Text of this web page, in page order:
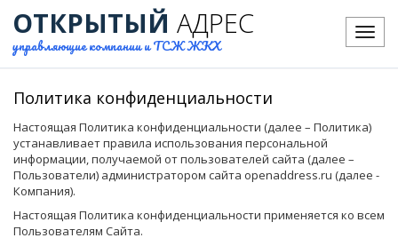
Меню
ОТКРЫТЫЙ АДРЕС
управляющие компании и ТСЖ ЖКХ
Политика конфиденциальности
Настоящая Политика конфиденциальности (далее – Политика)
устанавливает правила использования персональной
информации, получаемой от пользователей сайта (далее –
Пользователи) администратором сайта openaddress.ru (далее -
Компания).
Настоящая Политика конфиденциальности применяется ко всем
Пользователям Сайта.